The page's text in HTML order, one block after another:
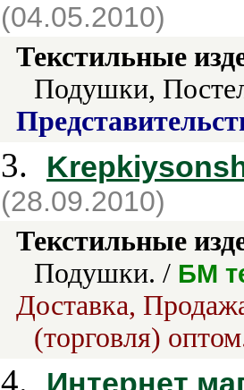
(04.05.2010)
Текстильные
Подушки,
3.
(28.09.2010)
Текстильные
Подушки. / БМ
Доставка,
(торговля)
4. Интернет